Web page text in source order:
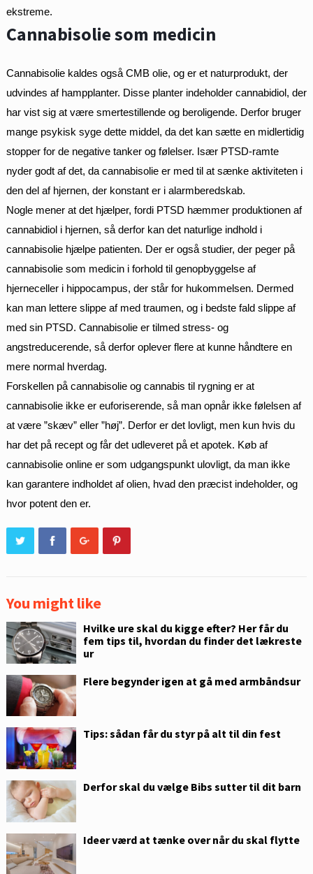
ekstreme.
Cannabisolie som medicin
Cannabisolie kaldes også CMB olie, og er et naturprodukt, der
udvindes af hampplanter. Disse planter indeholder cannabidiol, der
har vist sig at være smertestillende og beroligende. Derfor bruger
mange psykisk syge dette middel, da det kan sætte en midlertidig
stopper for de negative tanker og følelser. Især PTSD-ramte
nyder godt af det, da cannabisolie er med til at sænke aktiviteten i
den del af hjernen, der konstant er i alarmberedskab.
Nogle mener at det hjælper, fordi PTSD hæmmer produktionen af
cannabidiol i hjernen, så derfor kan det naturlige indhold i
cannabisolie hjælpe patienten. Der er også studier, der peger på
cannabisolie som medicin i forhold til genopbyggelse af
hjerneceller i hippocampus, der står for hukommelsen. Dermed
kan man lettere slippe af med traumen, og i bedste fald slippe af
med sin PTSD. Cannabisolie er tilmed stress- og
angstreducerende, så derfor oplever flere at kunne håndtere en
mere normal hverdag.
Forskellen på cannabisolie og cannabis til rygning er at
cannabisolie ikke er euforiserende, så man opnår ikke følelsen af
at være ”skæv” eller ”høj”. Derfor er det lovligt, men kun hvis du
har det på recept og får det udleveret på et apotek. Køb af
cannabisolie online er som udgangspunkt ulovligt, da man ikke
kan garantere indholdet af olien, hvad den præcist indeholder, og
hvor potent den er.
You might like
Hvilke ure skal du kigge efter? Her får du
fem tips til, hvordan du finder det lækreste
ur
Flere begynder igen at gå med armbåndsur
Tips: sådan får du styr på alt til din fest
Derfor skal du vælge Bibs sutter til dit barn
Ideer værd at tænke over når du skal flytte